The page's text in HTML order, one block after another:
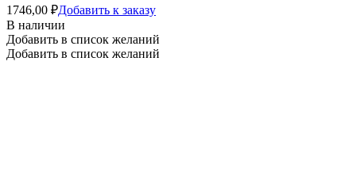
1746,00 ₽Добавить к заказу
В наличии
Добавить в список желаний
Добавить в список желаний